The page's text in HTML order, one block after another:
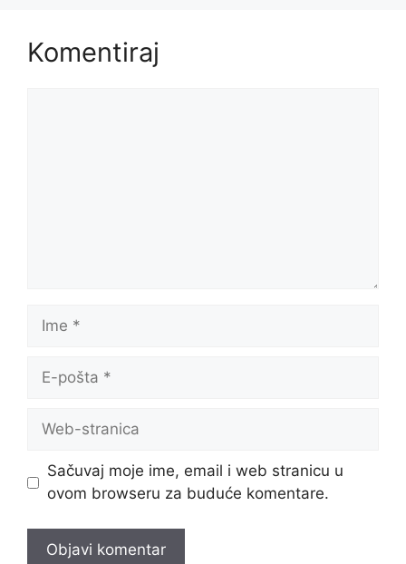
Komentiraj
Sačuvaj moje ime, email i web stranicu u
ovom browseru za buduće komentare.